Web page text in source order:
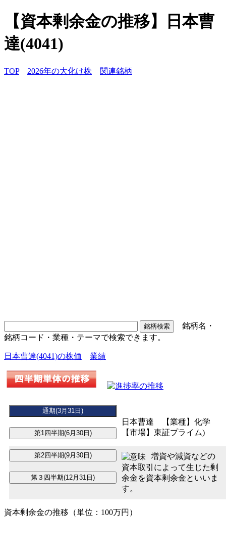
【資本剰余金の推移】日本曹
達(4041)
TOP 2026年の大化け株 関連銘柄
銘柄名・
銘柄コード・業種・テーマで検索できます。
日本曹達(4041)の株価 業績
日本曹達 【業種】化学
【市場】東証プライム)
増資や減資などの
資本取引によって生じた剰
余金を資本剰余金といいま
す。
資本剰余金の推移（単位：100万円）